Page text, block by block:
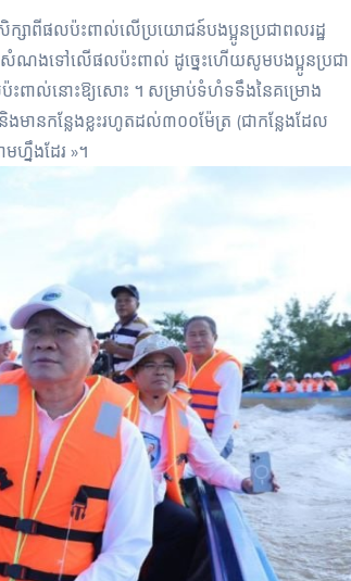
ក្សា​ពីផលប៉ះពាល់លើ​ប្រយោជន៍​បងប្អូន​ប្រជាពលរដ្ឋ
សំណងទៅលើ​ផល​ប៉ះ​ពាល់ ដូច្នេះហើយសូមបងប្អូនប្រជា
ពាល់​នោះឱ្យ​សោះ ។ ​​សម្រាប់ទំហំទទឹង​នៃ​គម្រោង
មានកន្លែង​ខ្លះ​រហូតដល់​៣០០​ម៉ែត្រ (​ជា​កន្លែង​ដែល​
ហ្នឹង​ដែរ ​»។